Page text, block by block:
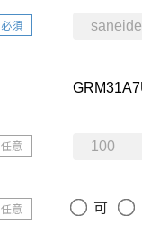
必須
任意
任意 可